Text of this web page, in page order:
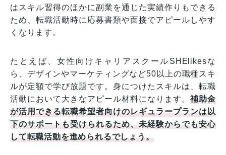
はスキル習得のほかに副業を通じた実績作りもできる
ため、転職活動時に応募書類や面接でアピールしやす
くなります。
たとえば、女性向けキャリアスクールSHElikesな
ら、デザインやマーケティングなど50以上の職種スキ
ルが定額で学び放題です。身につけたスキルは、転職
活動において大きなアピール材料になります。補助金
が活用できる転職希望者向けのレギュラープランは以
下のサポートも受けられるため、未経験からでも安心
して転職活動を進められるでしょう。